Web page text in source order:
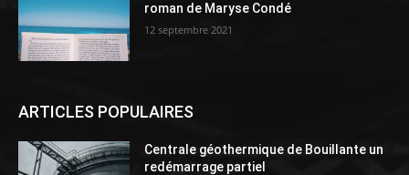
roman de Maryse Condé
12 septembre 2021
ARTICLES POPULAIRES
Centrale géothermique de Bouillante un
redémarrage partiel